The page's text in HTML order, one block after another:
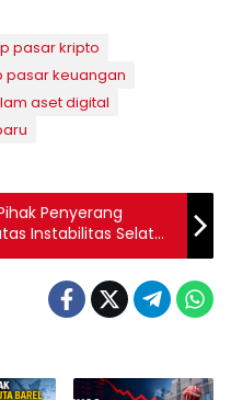
pasar kripto
pasar keuangan
aset digital
Penyerang
Instabilitas Selat